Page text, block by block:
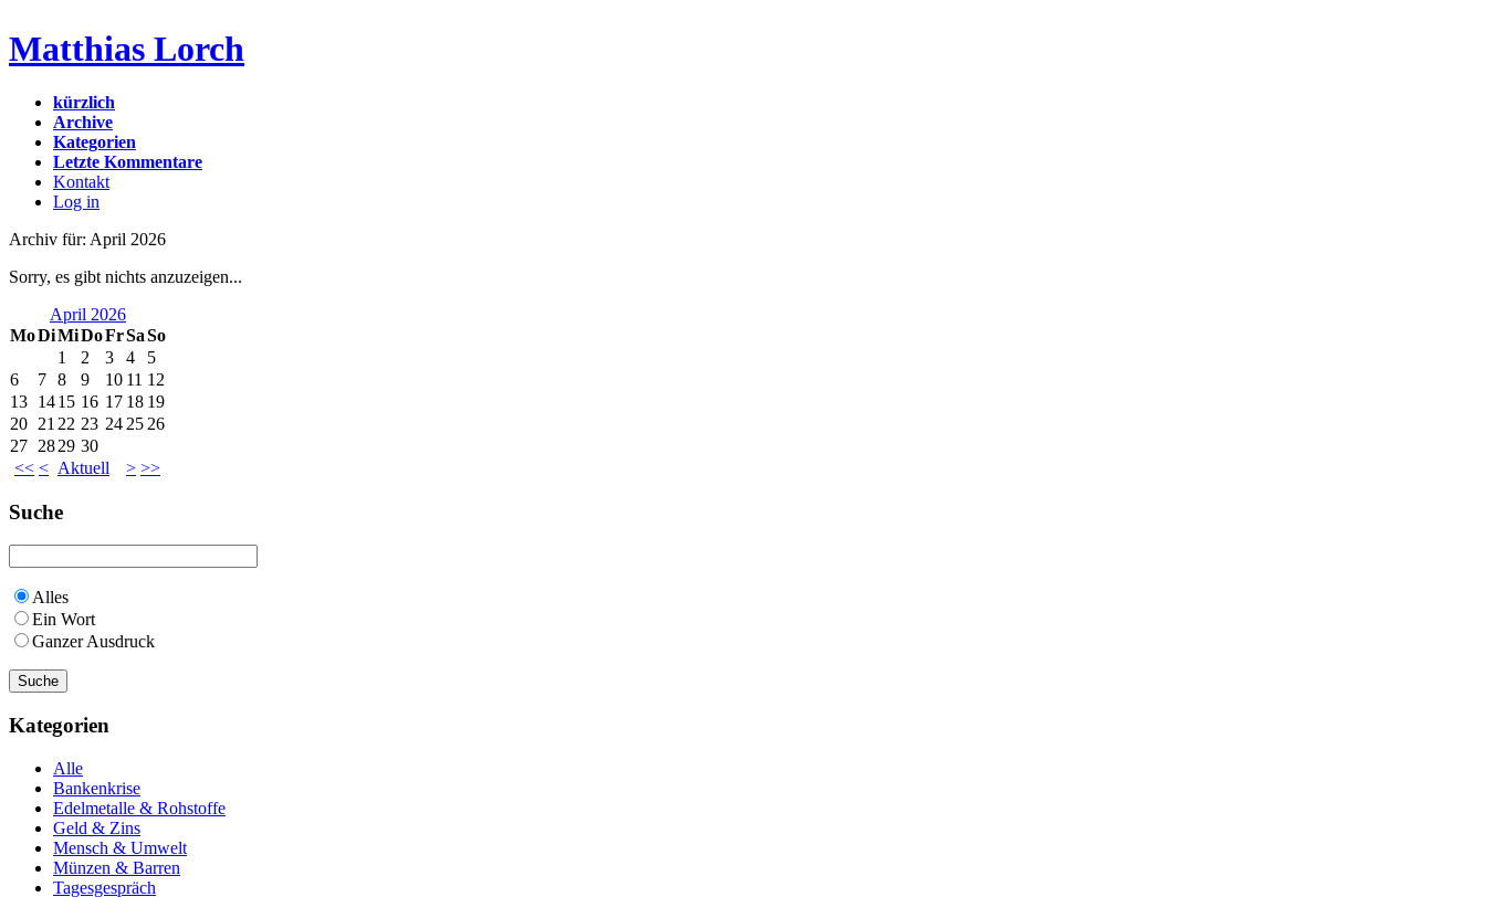
Matthias Lorch
kürzlich
Archive
Kategorien
Letzte Kommentare
Kontakt
Log in
Archiv für: April 2026
Sorry, es gibt nichts anzuzeigen...
April 2026
MoDiMiDoFrSaSo
<< < Aktuell > >>
1 2 3 4
5
6
7 8 9 10 11 12
13 1415 16 17 18 19
20 21 22 23 24 25 26
27 2829 30
Suche
Alles
Ein Wort
Ganzer Ausdruck
Kategorien
Alle
Bankenkrise
Edelmetalle & Rohstoffe
Geld & Zins
Mensch & Umwelt
Münzen & Barren
Tagesgespräch